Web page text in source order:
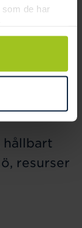
de har
hållbart
resurser